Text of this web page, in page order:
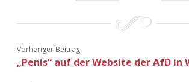
Vorheriger Beitrag
„Penis“ auf der Website der AfD in